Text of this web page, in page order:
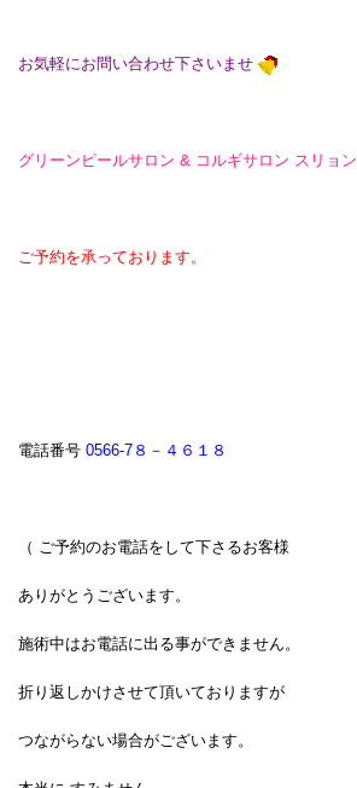
お気軽にお問い合わせ下さいませ
グリーンピールサロン & コルギサロン スリョン
ご予約を承っております。
電話番号 0566-7８－４６１８
（ ご予約のお電話をして下さるお客様
ありがとうございます。
施術中はお電話に出る事ができません。
折り返しかけさせて頂いておりますが
つながらない場合がございます。